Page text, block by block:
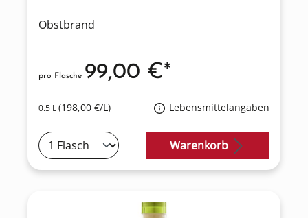
Obstbrand
0.5 L(198,00 €/L) Lebensmittelangaben
pro Flasche 99,00 €*
Warenkorb